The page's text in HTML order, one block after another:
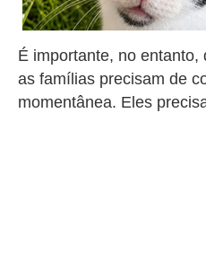
É importante, no
as famílias precisam de
momentânea. Eles